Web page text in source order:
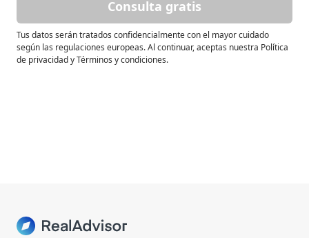
Consulta gratis
Tus datos serán tratados confidencialmente con el mayor cuidado
según las regulaciones europeas. Al continuar, aceptas nuestra Política
de privacidad y Términos y condiciones.